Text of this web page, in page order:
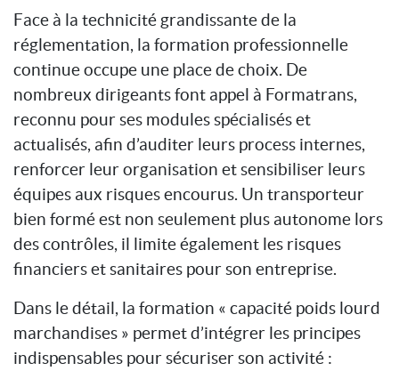
Face à la technicité grandissante de la
réglementation, la formation professionnelle
continue occupe une place de choix. De
nombreux dirigeants font appel à Formatrans,
reconnu pour ses modules spécialisés et
actualisés, afin d’auditer leurs process internes,
renforcer leur organisation et sensibiliser leurs
équipes aux risques encourus. Un transporteur
bien formé est non seulement plus autonome lors
des contrôles, il limite également les risques
financiers et sanitaires pour son entreprise.
Dans le détail, la formation « capacité poids lourd
marchandises » permet d’intégrer les principes
indispensables pour sécuriser son activité :